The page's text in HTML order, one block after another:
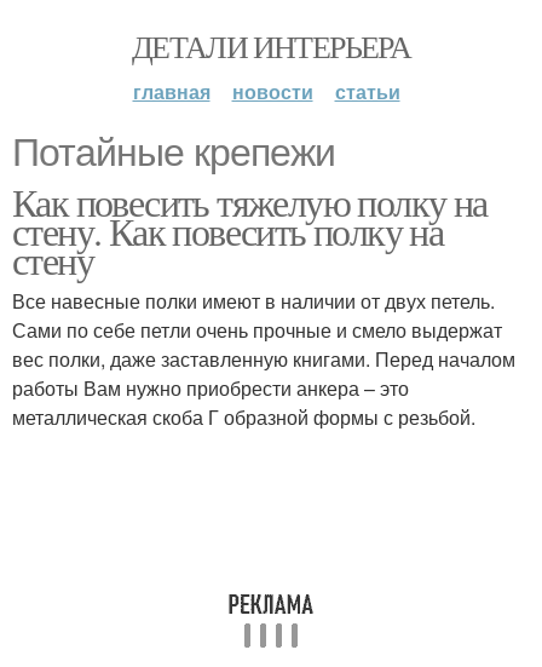
ДЕТАЛИ ИНТЕРЬЕРА
главная новости статьи
Потайные крепежи
Как повесить тяжелую полку на
стену. Как повесить полку на
стену
Все навесные полки имеют в наличии от двух петель.
Сами по себе петли очень прочные и смело выдержат
вес полки, даже заставленную книгами. Перед началом
работы Вам нужно приобрести анкера – это
металлическая скоба Г образной формы с резьбой.